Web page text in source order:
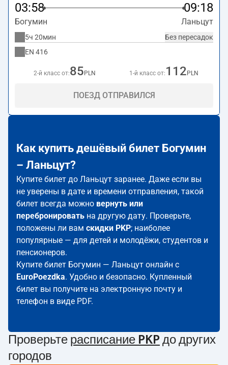
03:58 09:18
Богумин Ланьцут
Без пересадок
5ч 20мин
EN 416
2-й класс от:85 PLN 1-й класс от: 112 PLN
ПОЕЗД ОТПРАВИЛСЯ
Как купить дешёвый билет Богумин
– Ланьцут?
Купите билет до Ланьцут заранее. Даже если вы
не уверены в дате и времени отправления, такой
билет всегда можно вернуть или
перебронировать на другую дату. Проверьте,
положены ли вам скидки PKP; наиболее
популярные — для детей и молодёжи, студентов и
пенсионеров.
Купите билет Богумин — Ланьцут онлайн с
EuroPoezdka. Удобно и безопасно. Купленный
билет вы получите на электронную почту и
телефон в виде PDF.
Проверьте расписание PKP до других
городов